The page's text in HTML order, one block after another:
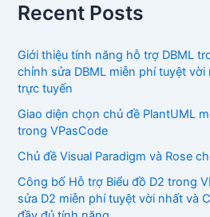
Recent Posts
Giới thiệu tính năng hỗ trợ DBML
chỉnh sửa DBML miễn phí tuyệt
trực tuyến
Giao diện chọn chủ đề PlantUML
trong VPasCode
Chủ đề Visual Paradigm và Rose
Công bố Hỗ trợ Biểu đồ D2 trong
sửa D2 miễn phí tuyệt vời nhất và